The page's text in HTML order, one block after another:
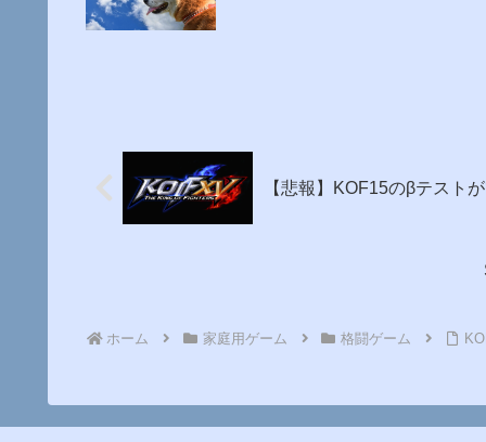
【悲報】KOF15のβテスト
ホーム 家庭用ゲーム 格闘ゲーム